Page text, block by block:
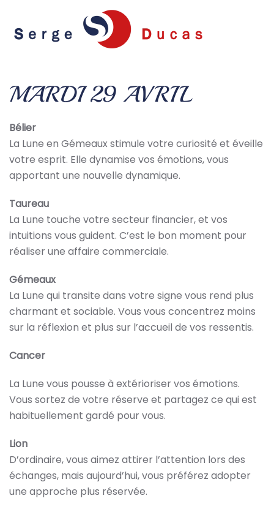
Skip to main content
MARDI 29 AVRIL
Bélier
La Lune en Gémeaux stimule votre curiosité et éveille
votre esprit. Elle dynamise vos émotions, vous
apportant une nouvelle dynamique.
Taureau
La Lune touche votre secteur financier, et vos
intuitions vous guident. C’est le bon moment pour
réaliser une affaire commerciale.
Gémeaux
La Lune qui transite dans votre signe vous rend plus
charmant et sociable. Vous vous concentrez moins
sur la réflexion et plus sur l’accueil de vos ressentis.
Cancer
La Lune vous pousse à extérioriser vos émotions.
Vous sortez de votre réserve et partagez ce qui est
habituellement gardé pour vous.
Lion
D’ordinaire, vous aimez attirer l’attention lors des
échanges, mais aujourd’hui, vous préférez adopter
une approche plus réservée.